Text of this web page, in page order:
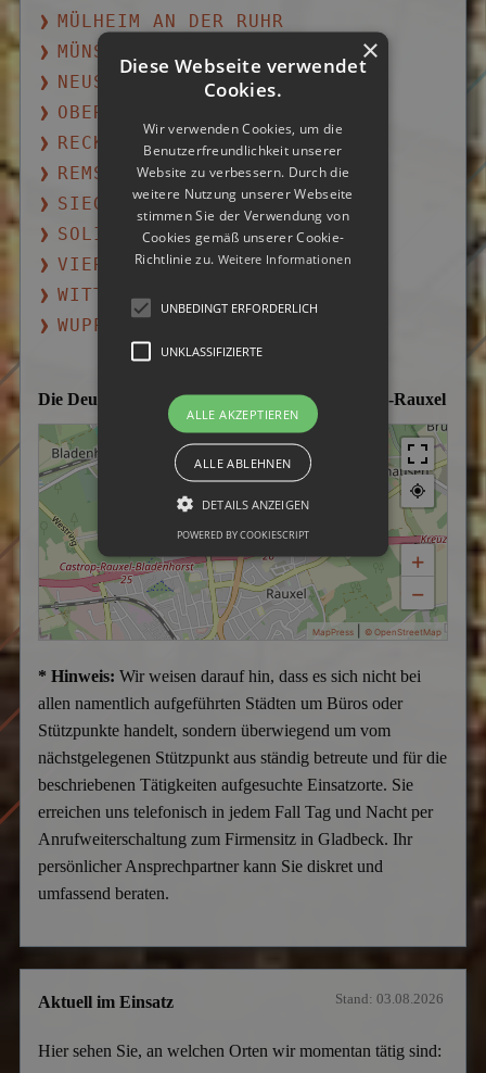
MÜLHEIM AN DER RUHR
MÜNSTER
NEUSS
OBERHAUSEN
RECKLINGHAUSEN
REMSCHEID
SIEGEN
SOLINGEN
VIERSEN
WITTEN
WUPPERTAL
Die Deutsche Detektei im Einsatzgebiet Castrop-Rauxel
+
−
MapPress| © OpenStreetMap
* Hinweis: Wir weisen darauf hin, dass es sich nicht bei
allen namentlich aufgeführten Städten um Büros oder
Stützpunkte handelt, sondern überwiegend um vom
nächstgelegenen Stützpunkt aus ständig betreute und für die
beschriebenen Tätigkeiten aufgesuchte Einsatzorte. Sie
erreichen uns telefonisch in jedem Fall Tag und Nacht per
Anrufweiterschaltung zum Firmensitz in Gladbeck. Ihr
persönlicher Ansprechpartner kann Sie diskret und
umfassend beraten.
Aktuell im Einsatz Stand: 03.08.2026
Hier sehen Sie, an welchen Orten wir momentan tätig sind:
×
Diese Webseite verwendet
Cookies.
Wir verwenden Cookies, um die
Benutzerfreundlichkeit unserer
Website zu verbessern. Durch die
weitere Nutzung unserer Webseite
stimmen Sie der Verwendung von
Cookies gemäß unserer Cookie-
Richtlinie zu. Weitere Informationen
UNBEDINGT ERFORDERLICH
UNKLASSIFIZIERTE
ALLE AKZEPTIEREN
ALLE ABLEHNEN
DETAILS ANZEIGEN
POWERED BY COOKIESCRIPT